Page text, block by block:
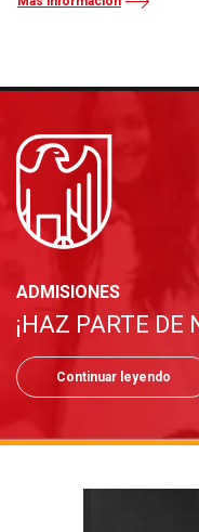
ADMISIONES
¡HAZ PARTE DE
Continuar leyendo